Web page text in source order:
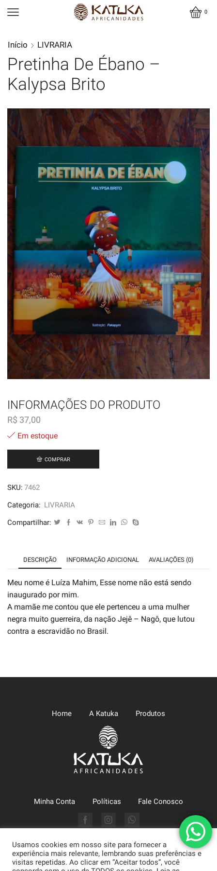
0
Início LIVRARIA
Pretinha De Ébano –
Kalypsa Brito
INFORMAÇÕES DO PRODUTO
R$ 37,00
Em estoque
COMPRAR
SKU: 7462
Categoria: LIVRARIA
Compartilhar:
DESCRIÇÃO INFORMAÇÃO ADICIONAL AVALIAÇÕES (0)
Meu nome é Luíza Mahim, Esse nome não está sendo
inaugurado por mim.
A mamãe me contou que ele pertenceu a uma mulher
negra muito guerreira, da nação Jejê – Nagô, que lutou
contra a escravidão no Brasil.
Home A Katuka Produtos
Minha Conta Políticas Fale Conosco
FacebookInstagramWhatsapp
Katuka Comércio LTDA (CNPJ: 09.630.494/0002-43) - Arte,
Moda e Literatura | Atendimento: 71 3322-1634. Praça da Sé, 1,
Usamos cookies em nosso site para fornecer a
experiência mais relevante, lembrando suas preferências e
visitas repetidas. Ao clicar em “Aceitar todos”, você